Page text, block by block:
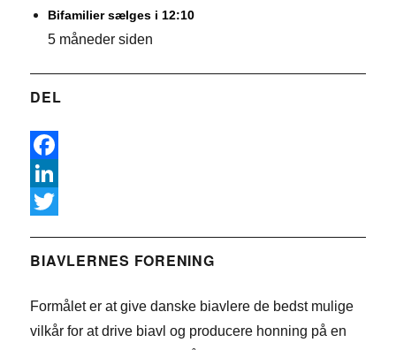
Bifamilier sælges i 12:10
5 måneder siden
DEL
F
a
e
o
L
n
e
w
t
BIAVLERNES FORENING
Formålet er at give danske biavlere de bedst mulige
vilkår for at drive biavl og producere honning på en